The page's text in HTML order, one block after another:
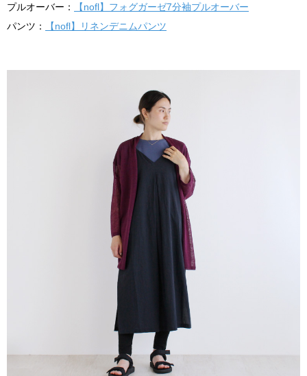
プルオーバー：
【nofl】フォグガーゼ7分袖プルオーバー
パンツ：
【nofl】リネンデニムパンツ